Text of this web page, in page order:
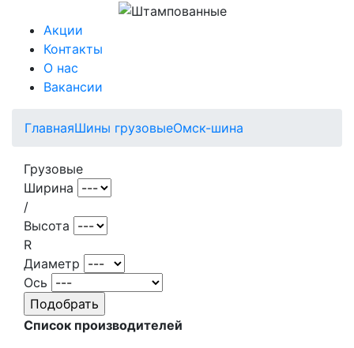
Акции
Контакты
О нас
Вакансии
ГлавнаяШины грузовыеОмск-шина
Грузовые
Ширина
/
Высота
R
Диаметр
Ось
Список производителей